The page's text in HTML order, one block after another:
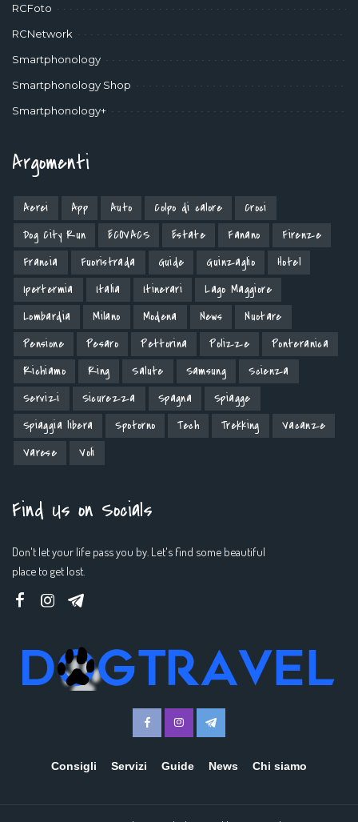
RCFoto
RCNetwork
Smartphonology
Smartphonology Shop
Smartphonology+
Argomenti
Aerei App Auto Colpo di calore
Croci
Dog City Run
ECOVACS Estate Fanano
Firenze
Francia
Fuoristrada Guide Guinzaglio
Hotel
Ipertermia
Italia Itinerari
Lago Maggiore
Lombardia
Milano Modena News
Nuotare
Pensione
Pesaro Pettorina Polizze
Ponteranica
Richiamo
Ring Salute Samsung
Scienza
Servizi
Sicurezza Spagna
Spiagge
Spiaggia libera
Spotorno Tech Trekking
Vacanze
Varese
Voli
Find Us on Socials
Don't let your life pass you by. Let's find some beautiful
place to get lost.
Consigli Servizi Guide News Chi siamo